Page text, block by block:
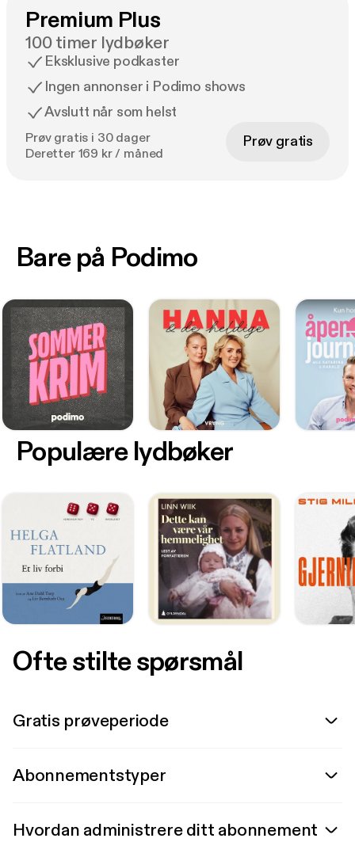
Premium Plus
100 timer lydbøker
Eksklusive podkaster
Ingen annonser i Podimo shows
Avslutt når som helst
Prøv gratis i 30 dager
Deretter 169 kr / måned
Prøv gratis
Bare på Podimo
Populære lydbøker
Ofte stilte spørsmål
Gratis prøveperiode
Abonnementstyper
Hvordan administrere ditt abonnement